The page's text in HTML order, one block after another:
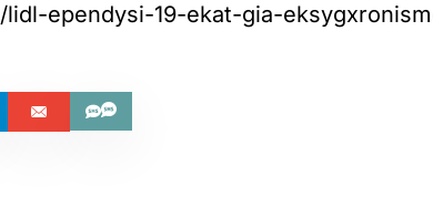
ependysi-19-ekat-gia-